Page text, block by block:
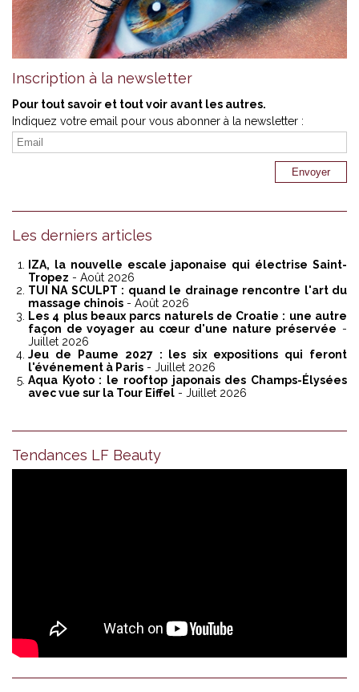
Inscription à la newsletter
Pour tout savoir et tout voir avant les autres.
Indiquez votre email pour vous abonner à la newsletter :
Les derniers articles
IZA, la nouvelle escale japonaise qui électrise Saint-
Tropez - Août 2026
TUI NA SCULPT : quand le drainage rencontre l'art du
massage chinois - Août 2026
Les 4 plus beaux parcs naturels de Croatie : une autre
façon de voyager au cœur d'une nature préservée -
Juillet 2026
Jeu de Paume 2027 : les six expositions qui feront
l'événement à Paris - Juillet 2026
Aqua Kyoto : le rooftop japonais des Champs-Élysées
avec vue sur la Tour Eiffel - Juillet 2026
Tendances LF Beauty